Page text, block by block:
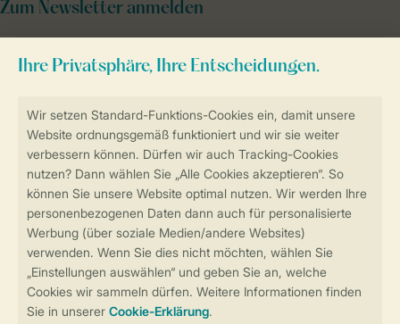
Sicherstellung Deiner Privatsphäre
Sicher und schnell zur Online-Buchung
Sichere Datenübertragung
Sicheres Bezahlen
Zum Newsletter anmelden